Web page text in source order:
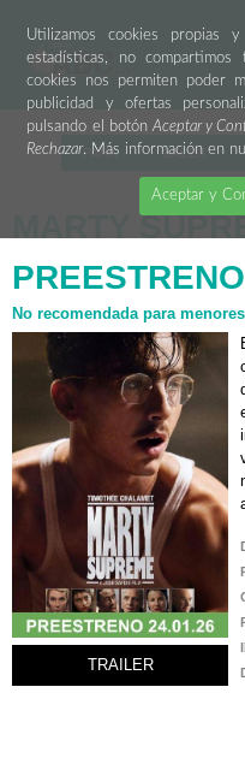
Utilizamos cookies propias
estadísticas, no
cookies nos permiten poder
publicidad y ofertas
pulsando el botón Aceptar y
Rechazar. Más información en
Aceptar y
PARK SALER
MARTY
PREESTRENO
No recomendada para
TRAILER